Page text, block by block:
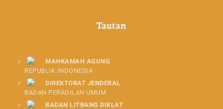
Tautan
MAHKAMAH AGUNG
REPUBLIK INDONESIA
DIREKTORAT JENDERAL
BADAN PERADILAN UMUM
BADAN LITBANG DIKLAT